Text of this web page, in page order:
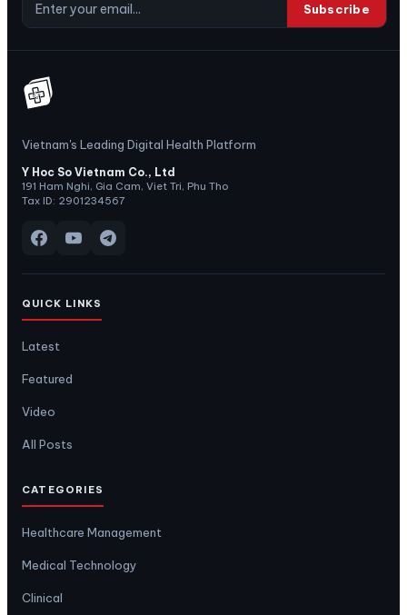
Subscribe
Vietnam's Leading Digital Health Platform
Y Hoc So Vietnam Co., Ltd
191 Ham Nghi, Gia Cam, Viet Tri, Phu Tho
Tax ID: 2901234567
QUICK LINKS
Latest
Featured
Video
All Posts
CATEGORIES
Healthcare Management
Medical Technology
Clinical